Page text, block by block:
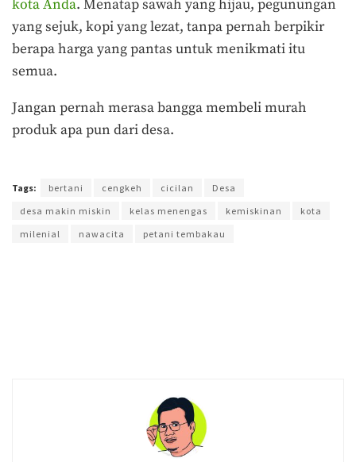
kota Anda. Menatap sawah yang hijau, pegunungan
yang sejuk, kopi yang lezat, tanpa pernah berpikir
berapa harga yang pantas untuk menikmati itu
semua.
Jangan pernah merasa bangga membeli murah
produk apa pun dari desa.
Tags: bertani cengkeh cicilan
Desa
desa makin miskin
kelas menengas kemiskinan
kota
milenial
nawacita petani tembakau